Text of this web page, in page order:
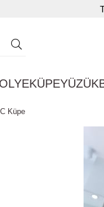
KÜPEYÜZÜK
Küpe